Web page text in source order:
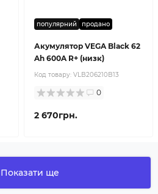
популярний продано
Акумулятор VEGA Black 62
Ah 600A R+ (низк)
Код товару: VLB206210B13
0
2 670грн.
Показати ще